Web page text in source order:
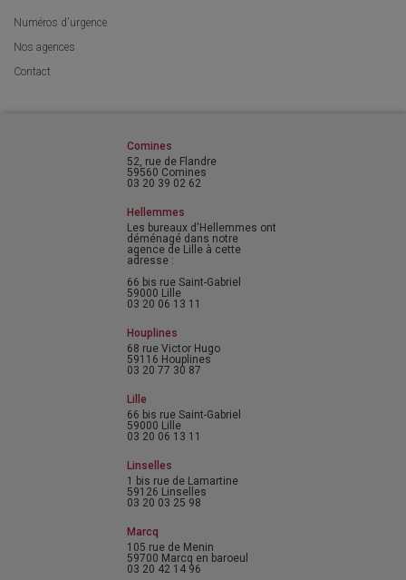
Numéros d'urgence
Nos agences
Contact
Comines
52, rue de Flandre
59560 Comines
03 20 39 02 62
Hellemmes
Les bureaux d'Hellemmes ont
déménagé dans notre
agence de Lille à cette
adresse :
66 bis rue Saint-Gabriel
59000 Lille
03 20 06 13 11
Houplines
68 rue Victor Hugo
59116 Houplines
03 20 77 30 87
Lille
66 bis rue Saint-Gabriel
59000 Lille
03 20 06 13 11
Linselles
1 bis rue de Lamartine
59126 Linselles
03 20 03 25 98
Marcq
105 rue de Menin
59700 Marcq en baroeul
03 20 42 14 96